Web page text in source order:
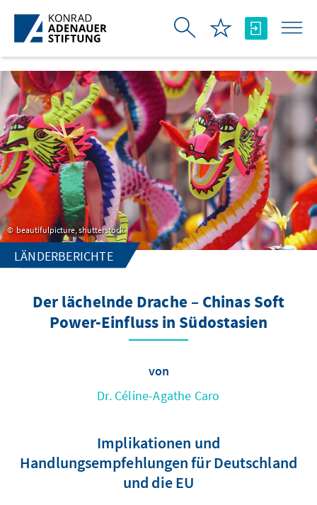
Zum Hauptinhalt springen
beautifulpicture, shutterstock
LÄNDERBERICHTE
Der lächelnde Drache – Chinas Soft
Power-Einfluss in Südostasien
von
Dr. Céline-Agathe Caro
Implikationen und
Handlungsempfehlungen für Deutschland
und die EU